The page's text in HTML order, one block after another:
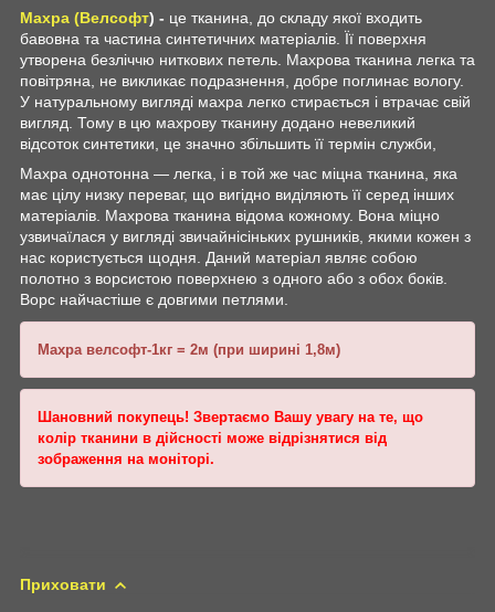
Махра (Велсофт) - це тканина, до складу якої входить
бавовна та частина синтетичних матеріалів. Її поверхня
утворена безліччю ниткових петель. Махрова тканина легка та
повітряна, не викликає подразнення, добре поглинає вологу.
У натуральному вигляді махра легко стирається і втрачає свій
вигляд. Тому в цю махрову тканину додано невеликий
відсоток синтетики, це значно збільшить її термін служби,
Махра однотонна — легка, і в той же час міцна тканина, яка
має цілу низку переваг, що вигідно виділяють її серед інших
матеріалів. Махрова тканина відома кожному. Вона міцно
узвичаїлася у вигляді звичайнісіньких рушників, якими кожен з
нас користується щодня. Даний матеріал являє собою
полотно з ворсистою поверхнею з одного або з обох боків.
Ворс найчастіше є довгими петлями.
Махра велсофт-1кг = 2м (при ширині 1,8м)
Шановний покупець! Звертаємо Вашу увагу на те, що
колір тканини в дійсності може відрізнятися від
зображення на моніторі.
Приховати